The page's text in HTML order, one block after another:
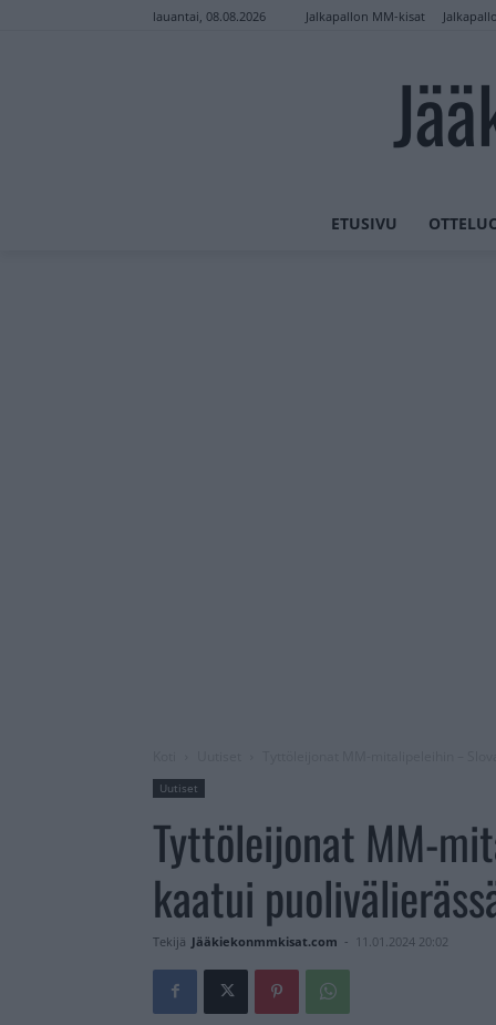
lauantai, 08.08.2026 Jalkapallon MM-kisat
ETUSIVU
Uutiset
Tyttöleijonat MM-
kaatui
Tekijä Jääkiekonmmkisat.com - 11.01.2024 20:02